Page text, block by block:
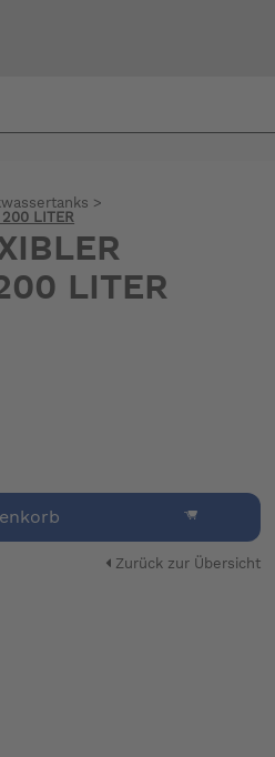
>
200 LITER
LITER
Zurück zur Übersicht